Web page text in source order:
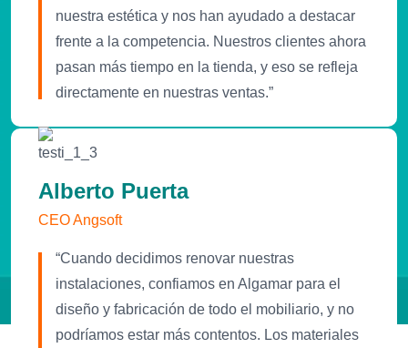
nuestra estética y nos han ayudado a destacar
frente a la competencia. Nuestros clientes ahora
pasan más tiempo en la tienda, y eso se refleja
directamente en nuestras ventas.”
Alberto Puerta
CEO Angsoft
“Cuando decidimos renovar nuestras
instalaciones, confiamos en Algamar para el
diseño y fabricación de todo el mobiliario, y no
podríamos estar más contentos. Los materiales